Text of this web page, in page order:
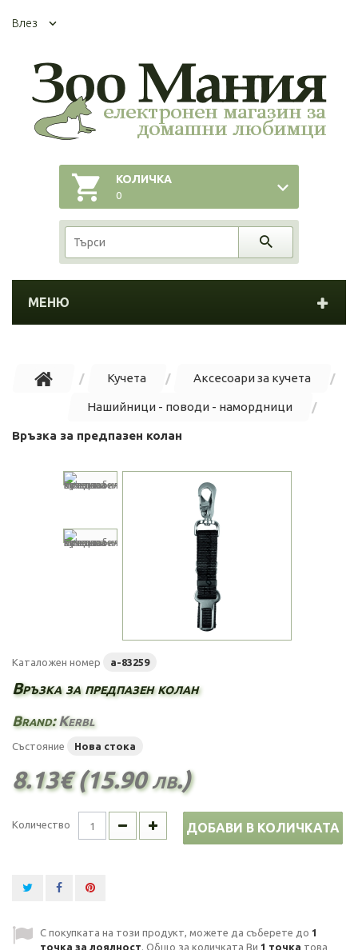
Влез
КОЛИЧКА
0
МЕНЮ
Кучета Аксесоари за кучета
Нашийници - поводи - намордници
Връзка за предпазен колан
Каталожен номер a-83259
Връзка за предпазен колан
Brand:Kerbl
Състояние Нова стока
8.13€ (15.90 лв.)
Количество ДОБАВИ В КОЛИЧКАТА
С покупката на този продукт, можете да съберете до 1
точка за лоялност. Общо за количката Ви 1 точка това